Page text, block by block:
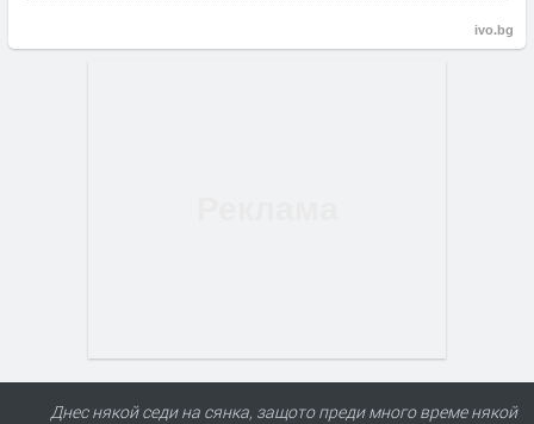
ivo.bg
Днес някой седи на сянка, защото преди много време някой